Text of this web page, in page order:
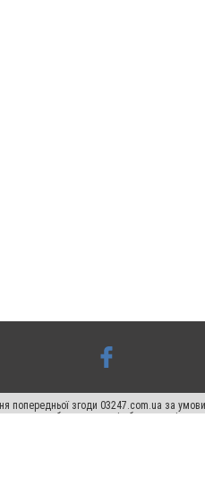
попередньої згоди 03247.com.ua за
другого абзацу в тексті або в якості